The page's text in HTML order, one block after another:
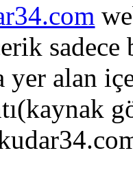
sadece
yer alan